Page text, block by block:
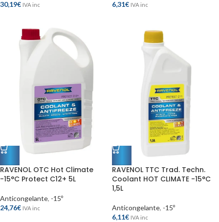
30,19€ IVA inc 6,31€ IVA inc
RAVENOL OTC Hot Climate
-15°C Protect C12+ 5L
Anticongelante, -15º
24,76€ IVA inc
RAVENOL TTC Trad. Techn.
Coolant HOT CLIMATE -15°C
1,5L
Anticongelante, -15º
6,11€ IVA inc